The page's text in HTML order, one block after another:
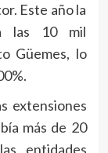
Este año la
las 10 mil
Güemes, lo
extensiones
más de 20
entidades